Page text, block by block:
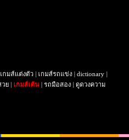
เกมส์แต่งตัว| เกมส์รถแข่ง| dictionary|
วย | เกมส์เต้น | รถมือสอง | ดูดวงความ